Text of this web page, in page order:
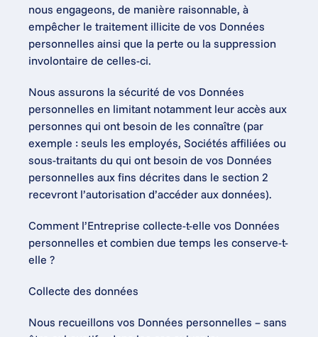
nous engageons, de manière raisonnable, à
empêcher le traitement illicite de vos Données
personnelles ainsi que la perte ou la suppression
involontaire de celles-ci.
Nous assurons la sécurité de vos Données
personnelles en limitant notamment leur accès aux
personnes qui ont besoin de les connaître (par
exemple : seuls les employés, Sociétés affiliées ou
sous-traitants du qui ont besoin de vos Données
personnelles aux fins décrites dans le section 2
recevront l’autorisation d’accéder aux données).
Comment l’Entreprise collecte-t-elle vos Données
personnelles et combien due temps les conserve-t-
elle ?
Collecte des données
Nous recueillons vos Données personnelles – sans